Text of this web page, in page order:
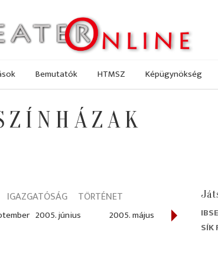
Bemutatók HTMSZ Képügynökség
IGAZGATÓSÁG TÖRTÉNET
2005. június 2005. május 2005.
SÍK